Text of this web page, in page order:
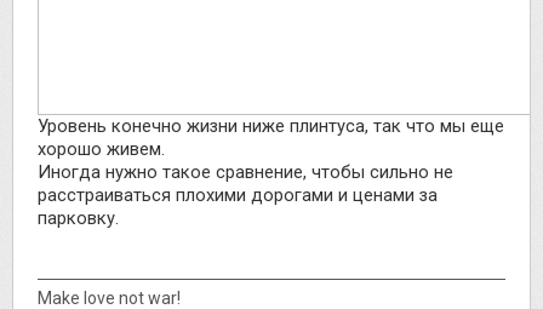
Уровень конечно жизни ниже плинтуса, так что мы еще
хорошо живем.
Иногда нужно такое сравнение, чтобы сильно не
расстраиваться плохими дорогами и ценами за
парковку.
Make love not war!